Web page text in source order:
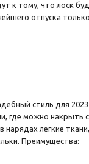
к тому, что лоск
отпуска
стиль для
где можно накрыть
нарядах легкие
Преимущества: